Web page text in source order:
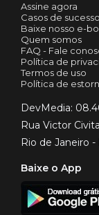
Assine agora
Casos de sucesso
Baixe nosso e-
Quem somos
FAQ - Fale
Política de
Termos de uso
Política de
DevMedia:
Rua Victor
Rio de Janeiro
Baixe o App